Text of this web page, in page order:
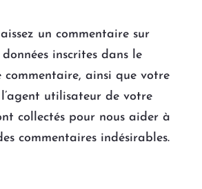
un commentaire sur
inscrites dans le
ainsi que votre
utilisateur de votre
collectés pour nous aider à
commentaires indésirables.